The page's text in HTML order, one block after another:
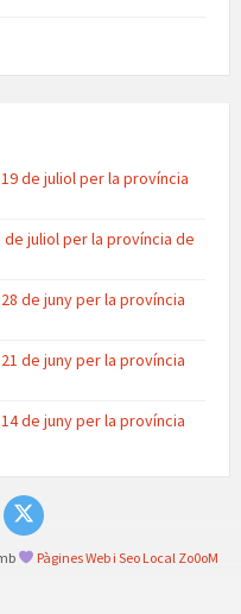
de juliol per la província
juliol per la província de
de juny per la província
de juny per la província
de juny per la província
Twitter
Pàgines Web i Seo Local Zo0oM